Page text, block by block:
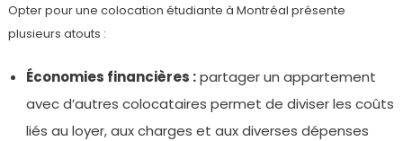
Opter pour une colocation étudiante à Montréal présente
plusieurs atouts :
Économies financières :partager un appartement
avec d’autres colocataires permet de diviser les coûts
liés au loyer, aux charges et aux diverses dépenses